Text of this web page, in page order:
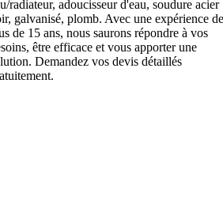
radiateur, adoucisseur d'eau, soudure acier
galvanisé, plomb. Avec une expérience de
de 15 ans, nous saurons répondre à vos
être efficace et vous apporter une
Demandez vos devis détaillés